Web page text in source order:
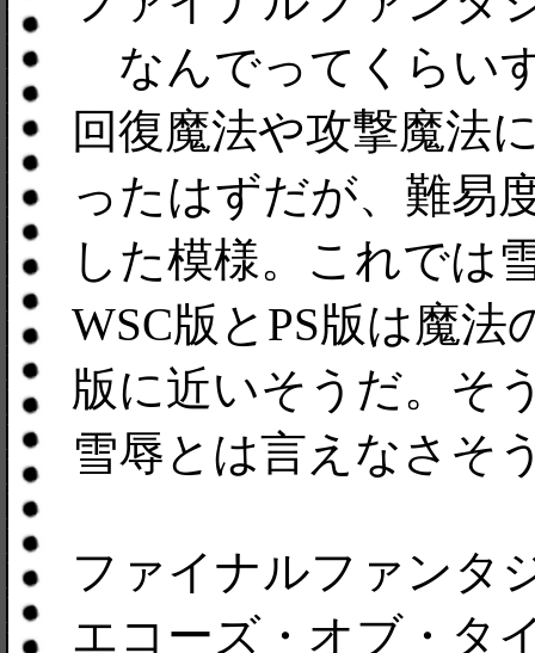
なんでってくらい
回復魔法や攻撃魔法
ったはずだが、難易
した模様。これでは
WSC版とPS版は魔
版に近いそうだ。そ
雪辱とは言えなさそ
ファイナルファンタ
エコーズ・オブ・タ